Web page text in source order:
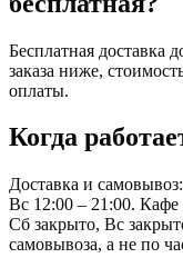
Бесплатная доставка
заказа ниже,
оплаты.
Когда
Доставка и
Вс 12:00 – 21:00.
Сб закрыто, Вс
самовывоза, а не по